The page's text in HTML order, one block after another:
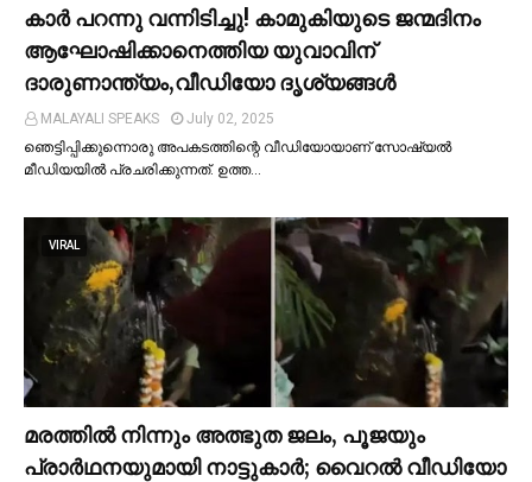
കാര്‍ പറന്നു വന്നിടിച്ചു! കാമുകിയുടെ ജന്മദിനം
ആഘോഷിക്കാനെത്തിയ യുവാവിന്
ദാരുണാന്ത്യം,വീഡിയോ ദൃശ്യങ്ങൾ
MALAYALI SPEAKS
July 02, 2025
ഞെട്ടിപ്പിക്കുന്നൊരു അപകടത്തിന്റെ വീഡിയോയാണ് സോഷ്യല്‍
മീഡിയയില്‍ പ്രചരിക്കുന്നത്. ഉത്ത…
VIRAL
മരത്തില്‍ നിന്നും അത്ഭുത ജലം, പൂജയും
പ്രാര്‍ഥനയുമായി നാട്ടുകാര്‍; വൈറൽ വീഡിയോ